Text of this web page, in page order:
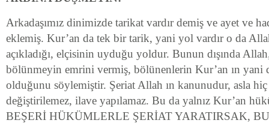
Arkadaşımız dinimizde tarikat vardır demiş ve ayet ve
eklemiş. Kur’an da tek bir tarik, yani yol vardır o da
açıkladığı, elçisinin uyduğu yoldur. Bunun dışında
bölünmeyin emrini vermiş, bölünenlerin Kur’an ın yani
olduğunu söylemiştir. Şeriat Allah ın kanunudur, asla hiç
değiştirilemez, ilave yapılamaz. Bu da yalnız Kur’an
BEŞERİ HÜKÜMLERLE ŞERİAT YARATIRSAK,